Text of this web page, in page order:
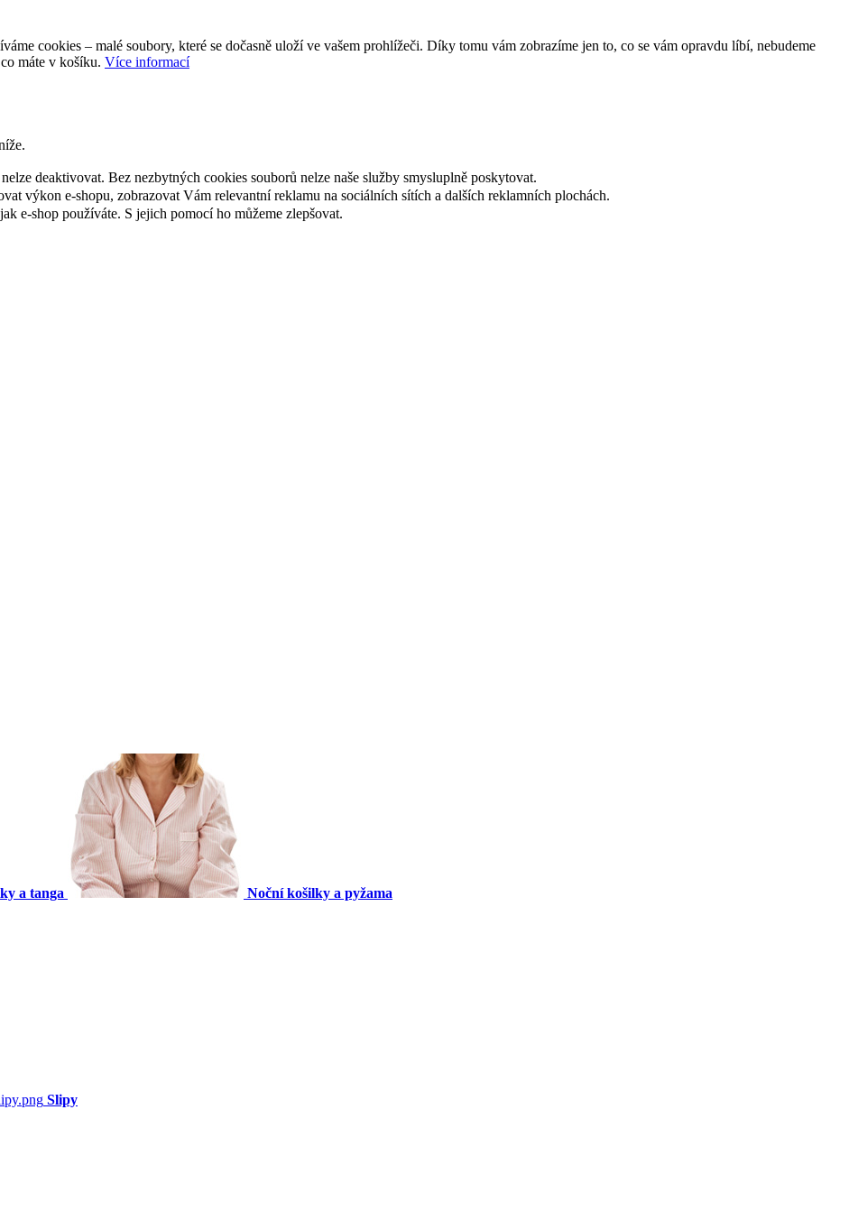
cookies – malé soubory, které se dočasně uloží ve vašem prohlížeči. Díky tomu vám zobrazíme jen to, co se vám opravdu líbí, nebudeme
máte v košíku. Více informací
deaktivovat. Bez nezbytných cookies souborů nelze naše služby smysluplně poskytovat.
výkon e-shopu, zobrazovat Vám relevantní reklamu na sociálních sítích a dalších reklamních plochách.
e-shop používáte. S jejich pomocí ho můžeme zlepšovat.
a tanga
Noční košilky a pyžama
Slipy